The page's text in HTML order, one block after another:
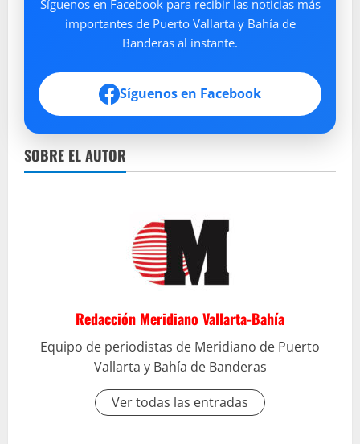
Síguenos en Facebook para recibir las noticias más
importantes de Puerto Vallarta y Bahía de
Banderas al instante.
Síguenos en Facebook
SOBRE EL AUTOR
Redacción Meridiano Vallarta-Bahía
Equipo de periodistas de Meridiano de Puerto
Vallarta y Bahía de Banderas
Ver todas las entradas